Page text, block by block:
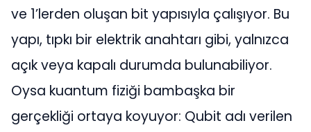
ve 1’lerden oluşan bit yapısıyla çalışıyor. Bu
yapı, tıpkı bir elektrik anahtarı gibi, yalnızca
açık veya kapalı durumda bulunabiliyor.
Oysa kuantum fiziği bambaşka bir
gerçekliği ortaya koyuyor: Qubit adı verilen